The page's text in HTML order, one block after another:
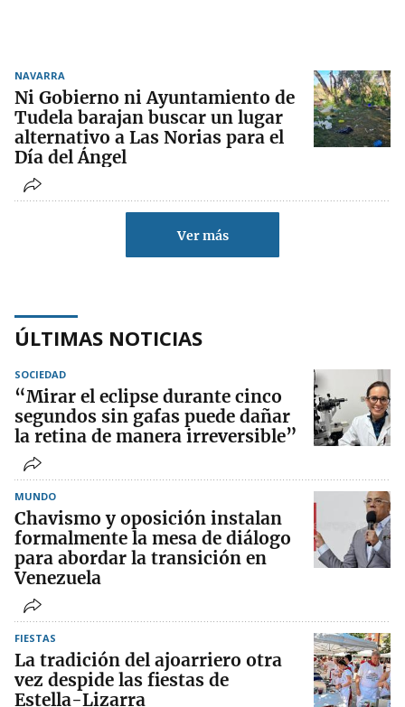
NAVARRA
Ni Gobierno ni Ayuntamiento de
Tudela barajan buscar un lugar
alternativo a Las Norias para el
Día del Ángel
Ver más
ÚLTIMAS NOTICIAS
SOCIEDAD
“Mirar el eclipse durante cinco
segundos sin gafas puede dañar
la retina de manera irreversible”
MUNDO
Chavismo y oposición instalan
formalmente la mesa de diálogo
para abordar la transición en
Venezuela
FIESTAS
La tradición del ajoarriero otra
vez despide las fiestas de
Estella-Lizarra